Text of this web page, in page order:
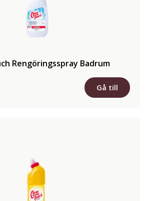
Rengöringsspray Badrum
Gå till